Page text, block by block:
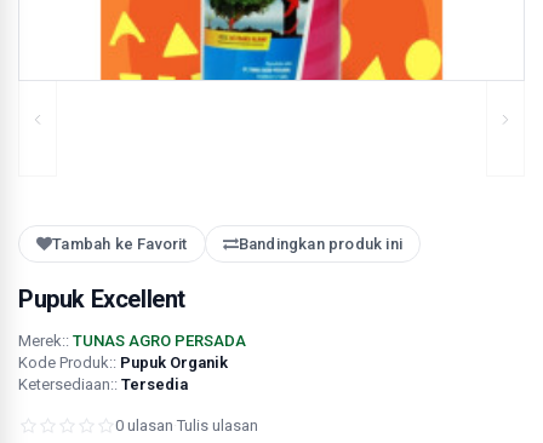
Tambah ke Favorit Bandingkan produk ini
Pupuk Excellent
Merek:: TUNAS AGRO PERSADA
Kode Produk:: Pupuk Organik
Ketersediaan:: Tersedia
0 ulasan Tulis ulasan